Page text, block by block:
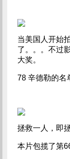
当美国人开始
了。。。不过
大奖。
78 辛德勒的名
拯救一人，即
本片包揽了第